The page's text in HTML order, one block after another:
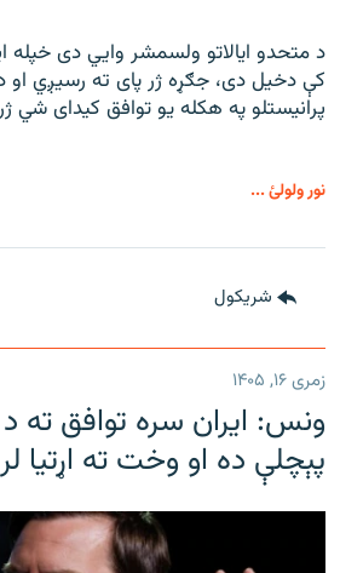
د متحدو ایالاتو ولسمشر وايي دی خپله
کې دخیل دی، جګړه ژر پای ته رسیږي او
پرانیستلو په هکله یو توافق کیدای شي
نور ولولئ ...
شريکول
زمری ۱۶, ۱۴۰۵
ونس: ایران سره توافق ته د
پېچلې ده او وخت ته اړتیا